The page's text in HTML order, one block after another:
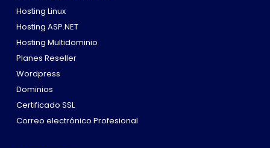
Hosting Linux
Hosting ASP.NET
Hosting Multidominio
Planes Reseller
Wordpress
Dominios
Certificado SSL
Correo electrónico Profesional